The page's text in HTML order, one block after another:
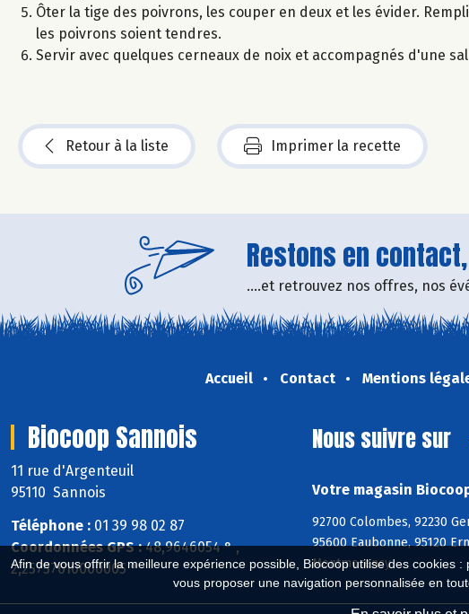
Afin de vous offrir la meilleure expérience possible, Biocoop utilise des
vous proposer une navigation personnalisée en
Ôter la tige des poivrons, les couper en deux et les évider.
les poivrons soient tendres.
Servir avec quelques cerneaux de noix et accompagnés d'une
Retour à la liste Imprimer la recette
Restons en
....et retrouvez nos offres, nos
Accueil Contact Mentions
Biocoop Sannois
11 rue d'Argenteuil
95110 Sannois
Téléphone : 01 39 98 02 87
Coordonnées GPS :48,9646054 ° ,
2,25757610000005 °
Nous suivre sur
Votre magasin
92700 Colombes, 92230
95600 Eaubonne, 95120
Montmorency